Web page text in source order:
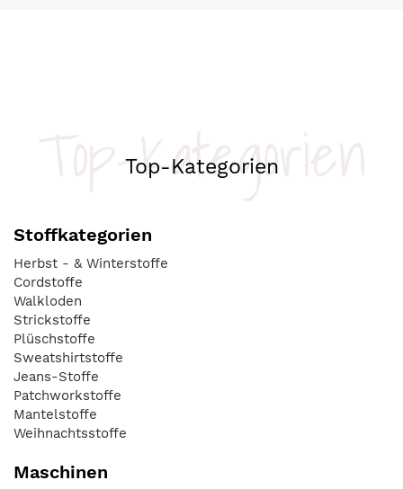
Top-Kategorien
Top-Kategorien
Stoffkategorien
Herbst - & Winterstoffe
Cordstoffe
Walkloden
Strickstoffe
Plüschstoffe
Sweatshirtstoffe
Jeans-Stoffe
Patchworkstoffe
Mantelstoffe
Weihnachtsstoffe
Maschinen